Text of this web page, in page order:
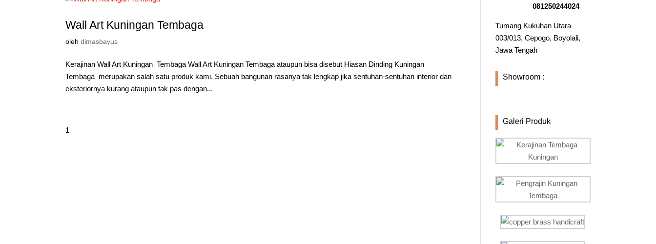
Wall Art Kuningan Tembaga
olehdimasbayus
Kerajinan Wall Art Kuningan Tembaga Wall Art Kuningan Tembaga ataupun bisa disebut Hiasan Dinding Kuningan
Tembaga merupakan salah satu produk kami. Sebuah bangunan rasanya tak lengkap jika sentuhan-sentuhan interior dan
eksteriornya kurang ataupun tak pas dengan...
1
081250244024
Tumang Kukuhan Utara
003/013, Cepogo, Boyolali,
Jawa Tengah
Showroom :
Galeri Produk